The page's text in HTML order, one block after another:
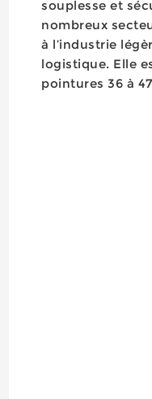
souplesse et
nombreux
à l’industrie
logistique. Elle
pointures 36 à